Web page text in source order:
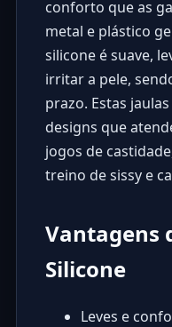
conforto que as
metal e plástico
silicone é suave,
irritar a pele,
prazo. Estas
designs que
jogos de
treino de sissy e
Vantagens
Silicone
Leves e